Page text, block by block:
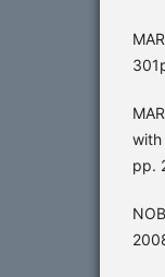
with
pp.